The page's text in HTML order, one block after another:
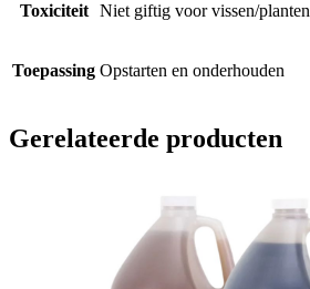
Toxiciteit Niet giftig voor vissen/planten
Toepassing Opstarten en onderhouden
Gerelateerde producten